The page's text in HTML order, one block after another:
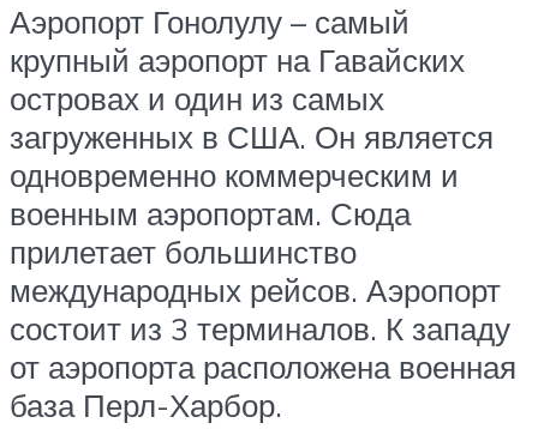
Аэропорт Гонолулу – самый
крупный аэропорт на Гавайских
островах и один из самых
загруженных в США. Он является
одновременно коммерческим и
военным аэропортам. Сюда
прилетает большинство
международных рейсов. Аэропорт
состоит из 3 терминалов. К западу
от аэропорта расположена военная
база Перл-Харбор.